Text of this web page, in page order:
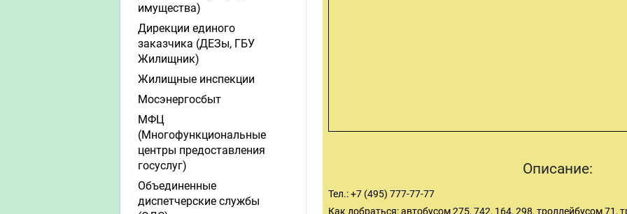
Описание:
Тел.: +7 (495) 777-77-77
Как добраться: автобусом 275, 742, 164, 298, троллейбусом 71,
имущества)
Дирекции единого
заказчика (ДЕЗы, ГБУ
Жилищник)
Жилищные инспекции
Мосэнергосбыт
МФЦ
(Многофункциональные
центры предоставления
госуслуг)
Объединенные
диспетчерские службы